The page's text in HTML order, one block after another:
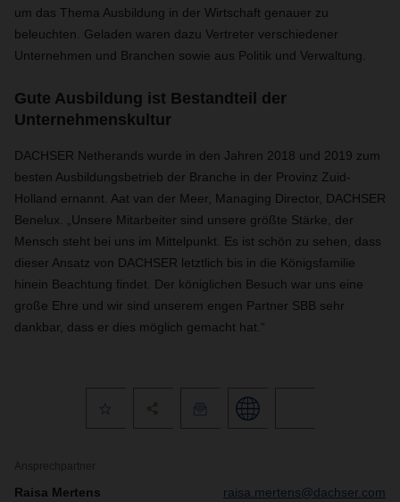
um das Thema Ausbildung in der Wirtschaft genauer zu
beleuchten. Geladen waren dazu Vertreter verschiedener
Unternehmen und Branchen sowie aus Politik und Verwaltung.
Gute Ausbildung ist Bestandteil der
Unternehmenskultur
DACHSER Netherands wurde in den Jahren 2018 und 2019 zum
besten Ausbildungsbetrieb der Branche in der Provinz Zuid-
Holland ernannt. Aat van der Meer, Managing Director, DACHSER
Benelux. „Unsere Mitarbeiter sind unsere größte Stärke, der
Mensch steht bei uns im Mittelpunkt. Es ist schön zu sehen, dass
dieser Ansatz von DACHSER letztlich bis in die Königsfamilie
hinein Beachtung findet. Der königlichen Besuch war uns eine
große Ehre und wir sind unserem engen Partner SBB sehr
dankbar, dass er dies möglich gemacht hat.“
Ansprechpartner
Raisa Mertens raisa.mertens@dachser.com